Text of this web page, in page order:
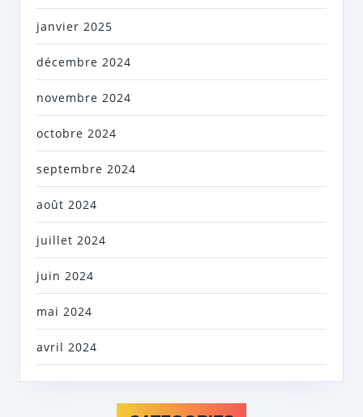
janvier 2025
décembre 2024
novembre 2024
octobre 2024
septembre 2024
août 2024
juillet 2024
juin 2024
mai 2024
avril 2024